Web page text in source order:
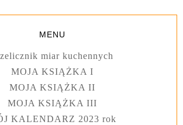
MENU
miar kuchennych
MOJA KSIĄŻKA I
MOJA KSIĄŻKA II
MOJA KSIĄŻKA III
KALENDARZ 2023 rok